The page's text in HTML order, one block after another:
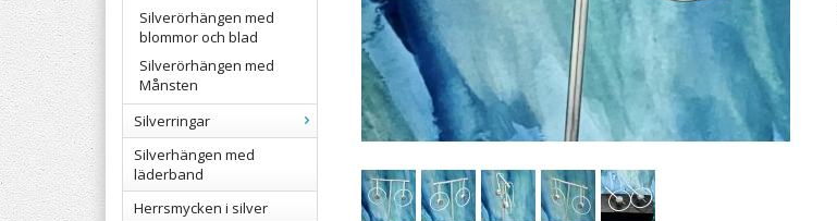
Silverörhängen med
blommor och blad
Silverörhängen med
Månsten
Silverringar
Silverhängen med
läderband
Herrsmycken i silver